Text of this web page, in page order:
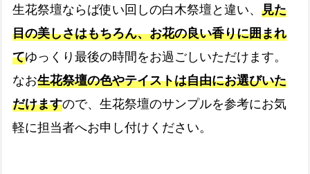
司会者
お葬式の司会をします
生花祭壇ならば使い回しの白木祭壇と違い、 見た
目の美しさはもちろん、お花の良い香りに囲まれ
てゆっくり最後の時間をお過ごしいただけます。
なお生花祭壇の色やテイストは自由にお選びいた
だけますので、生花祭壇のサンプルを参考にお気
軽に担当者へお申し付けください。